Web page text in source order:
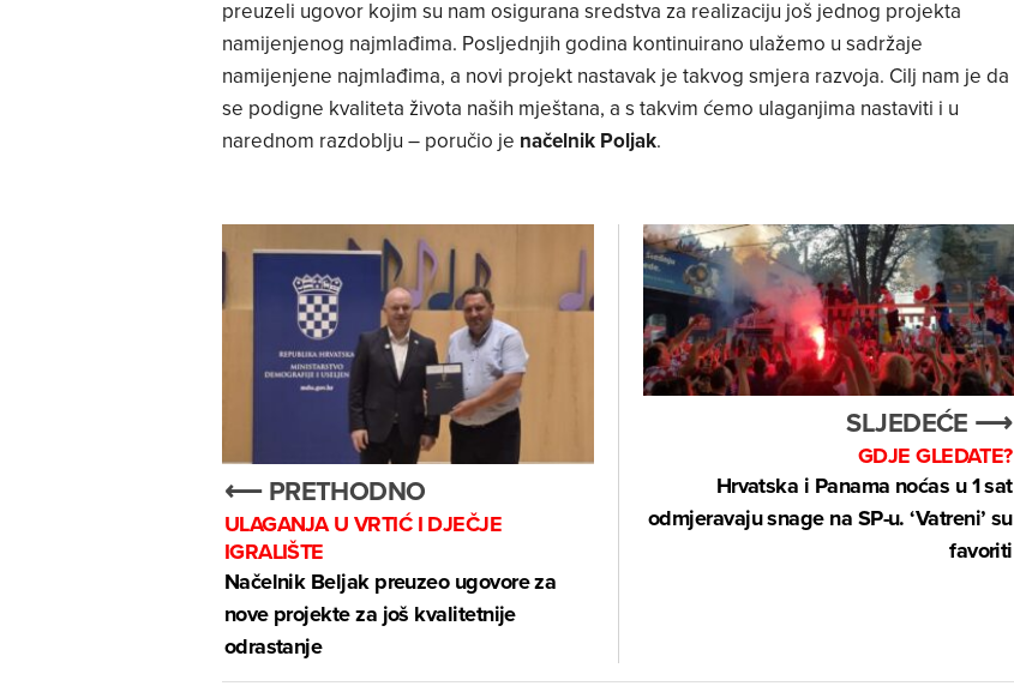
preuzeli ugovor kojim su nam osigurana sredstva za realizaciju još jednog projekta
namijenjenog najmlađima. Posljednjih godina kontinuirano ulažemo u sadržaje
namijenjene najmlađima, a novi projekt nastavak je takvog smjera razvoja. Cilj nam je da
se podigne kvaliteta života naših mještana, a s takvim ćemo ulaganjima nastaviti i u
narednom razdoblju – poručio je načelnik Poljak.
⟵ PRETHODNO
ULAGANJA U VRTIĆ I DJEČJE
IGRALIŠTE
Načelnik Beljak preuzeo ugovore za
nove projekte za još kvalitetnije
odrastanje
SLJEDEĆE ⟶
GDJE GLEDATE?
Hrvatska i Panama noćas u 1 sat
odmjeravaju snage na SP-u. ‘Vatreni’ su
favoriti